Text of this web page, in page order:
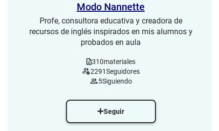
Modo Nannette
Profe, consultora educativa y creadora de
recursos de inglés inspirados en mis alumnos y
probados en aula
310materiales
2291Seguidores
5Siguiendo
Seguir